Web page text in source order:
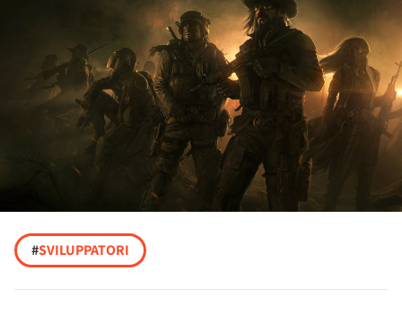
#SVILUPPATORI